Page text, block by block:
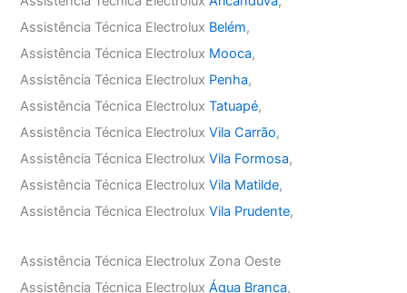
Assistência Técnica Electrolux Belém,
Assistência Técnica Electrolux Mooca,
Assistência Técnica Electrolux Penha,
Assistência Técnica ElectroluxTatuapé,
Assistência Técnica ElectroluxVila Carrão,
Assistência Técnica ElectroluxVila Formosa,
Assistência Técnica ElectroluxVila Matilde,
Assistência Técnica ElectroluxVila Prudente,
Assistência Técnica Electrolux Zona Oeste
Assistência Técnica ElectroluxÁgua Branca,